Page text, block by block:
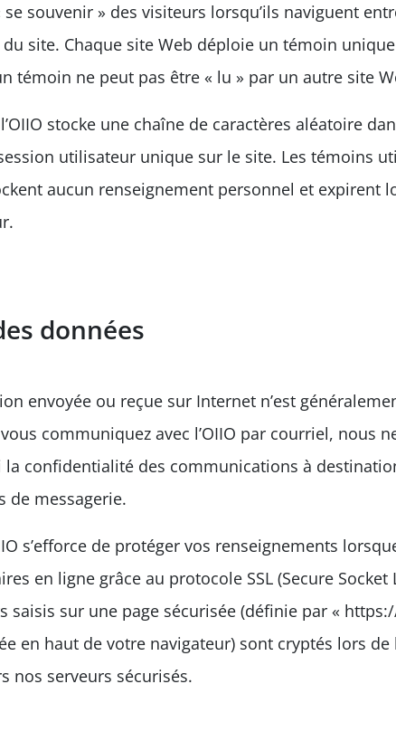
souvenir » des visiteurs lorsqu’ils naviguent
site. Chaque site Web déploie un témoin
témoin ne peut pas être « lu » par un autre site
stocke une chaîne de caractères aléatoire
utilisateur unique sur le site. Les témoins
aucun renseignement personnel et expirent
données
envoyée ou reçue sur Internet n’est
communiquez avec l’OIIO par courriel, nous
la confidentialité des communications à
de messagerie.
s’efforce de protéger vos renseignements
en ligne grâce au protocole SSL (Secure Socket
saisis sur une page sécurisée (définie par «
en haut de votre navigateur) sont cryptés lors
nos serveurs sécurisés.